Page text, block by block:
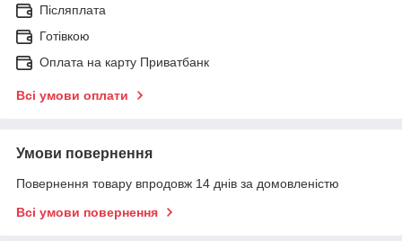
Післяплата
Готівкою
Оплата на карту Приватбанк
Всі умови оплати
Умови повернення
Повернення товару впродовж 14 днів за домовленістю
Всі умови повернення